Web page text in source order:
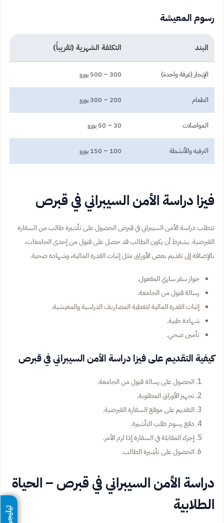
رسوم المعيشة
البند التكلفة الشهرية (تقريباً)
الإيجار (غرفة واحدة) 300 – 500 يورو
الطعام 200 – 300 يورو
المواصلات 30 – 50 يورو
الترفيه والأنشطة 100 – 150 يورو
فيزا دراسة الأمن السيبراني في قبرص
تتطلب دراسة الأمن السيبراني في قبرص الحصول على تأشيرة طالب من السفارة
القبرصية. يشترط أن يكون الطالب قد حصل على قبول من إحدى الجامعات،
بالإضافة إلى تقديم بعض الأوراق مثل إثبات القدرة المالية، وشهادة صحية.
جواز سفر ساري المفعول.
رسالة قبول من الجامعة.
إثبات القدرة المالية لتغطية المصاريف الدراسية والمعيشية.
شهادة طبية.
تأمين صحي.
كيفية التقديم على فيزا دراسة الأمن السيبراني في قبرص
الحصول على رسالة قبول من الجامعة.
تجهيز الأوراق المطلوبة.
التقديم على موقع السفارة القبرصية.
دفع رسوم طلب التأشيرة.
إجراء المقابلة في السفارة إذا لزم الأمر.
الحصول على تأشيرة الطالب.
دراسة الأمن السيبراني في قبرص – الحياة
الطلابية